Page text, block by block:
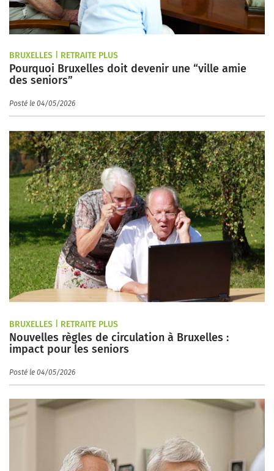
BRUXELLES | RETRAITE PLUS
Pourquoi Bruxelles doit devenir une “ville amie
des seniors”
Posté le 04/05/2026
BRUXELLES | RETRAITE PLUS
Nouvelles règles de circulation à Bruxelles :
impact pour les seniors
Posté le 04/05/2026